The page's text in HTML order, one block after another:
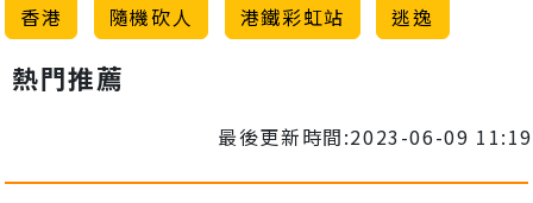
香港 隨機砍人 港鐵彩虹站 逃逸
熱門推薦
最後更新時間:2023-06-09 11:19